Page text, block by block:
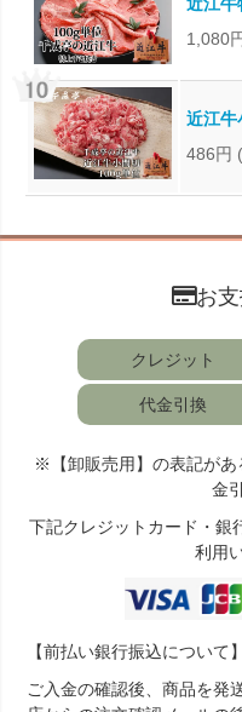
1,080
近江
486円
お
クレジット
代金引換
※【卸販売用】の表記があ
金
下記クレジットカード・銀
利用
【前払い銀行振込について】
ご入金の確認後、商品を発